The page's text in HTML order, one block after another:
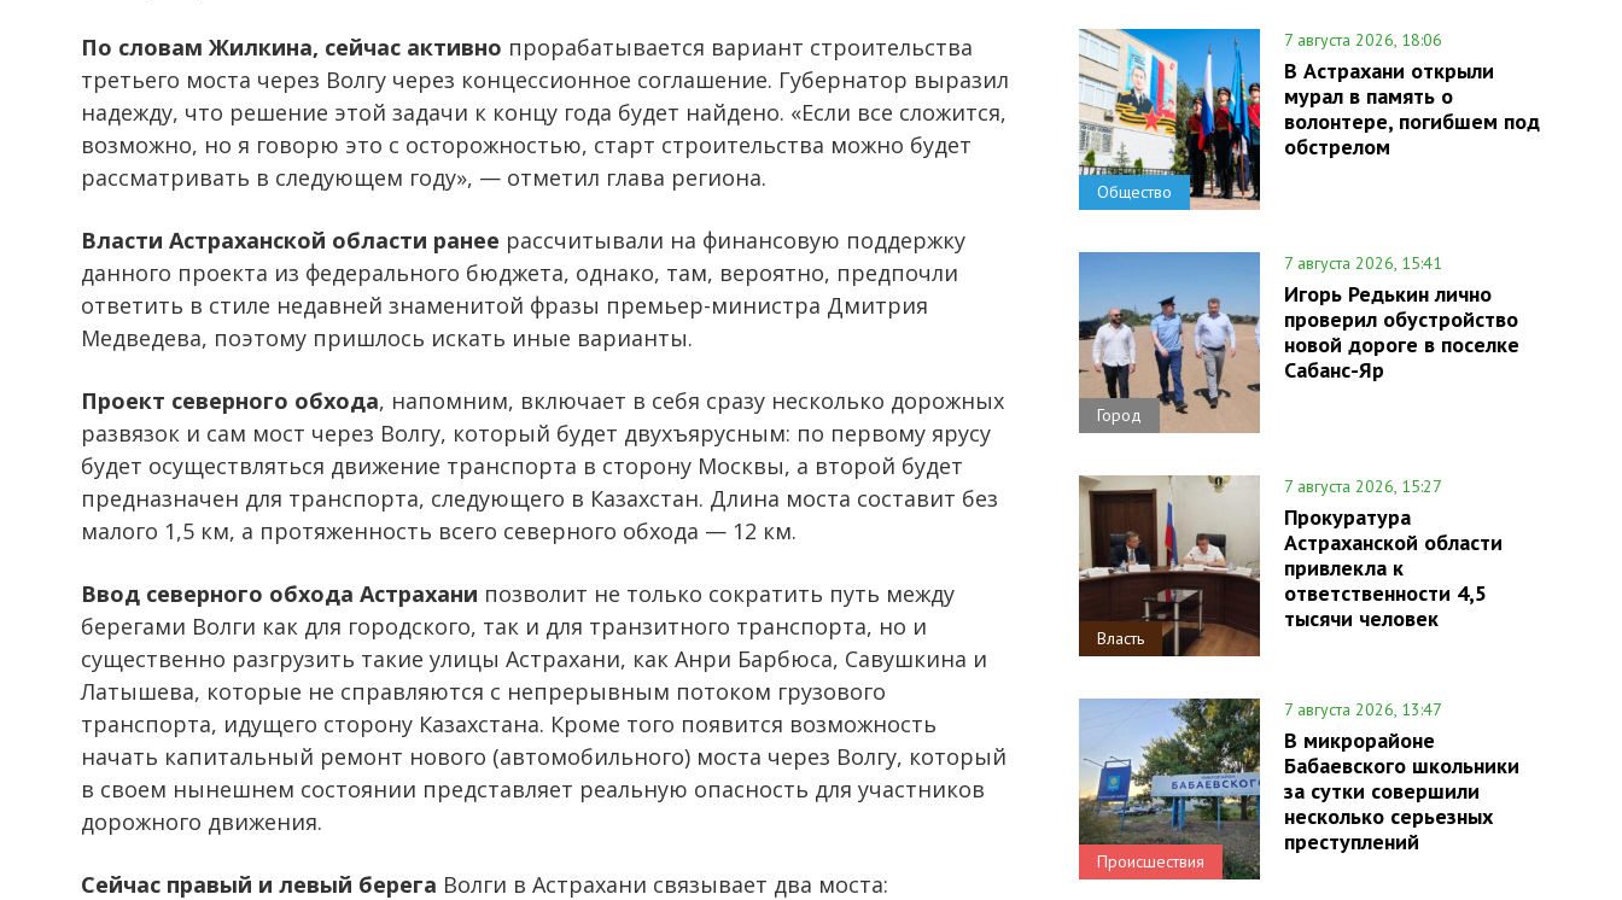
По словам Жилкина, сейчас активно прорабатывается вариант строительства
третьего моста через Волгу через концессионное соглашение. Губернатор выразил
надежду, что решение этой задачи к концу года будет найдено. «Если все сложится,
возможно, но я говорю это с осторожностью, старт строительства можно будет
рассматривать в следующем году», — отметил глава региона.
Власти Астраханской области ранее рассчитывали на финансовую поддержку
данного проекта из федерального бюджета, однако, там, вероятно, предпочли
ответить в стиле недавней знаменитой фразы премьер-министра Дмитрия
Медведева, поэтому пришлось искать иные варианты.
Проект северного обхода, напомним, включает в себя сразу несколько дорожных
развязок и сам мост через Волгу, который будет двухъярусным: по первому ярусу
будет осуществляться движение транспорта в сторону Москвы, а второй будет
предназначен для транспорта, следующего в Казахстан. Длина моста составит без
малого 1,5 км, а протяженность всего северного обхода — 12 км.
Ввод северного обхода Астрахани позволит не только сократить путь между
берегами Волги как для городского, так и для транзитного транспорта, но и
существенно разгрузить такие улицы Астрахани, как Анри Барбюса, Савушкина и
Латышева, которые не справляются с непрерывным потоком грузового
транспорта, идущего сторону Казахстана. Кроме того появится возможность
начать капитальный ремонт нового (автомобильного) моста через Волгу, который
в своем нынешнем состоянии представляет реальную опасность для участников
дорожного движения.
Сейчас правый и левый берега Волги в Астрахани связывает два моста:
Общество
7 августа 2026, 18:06
В Астрахани открыли
мурал в память о
волонтере, погибшем под
обстрелом
Город
7 августа 2026, 15:41
Игорь Редькин лично
проверил обустройство
новой дороге в поселке
Сабанс-Яр
Власть
7 августа 2026, 15:27
Прокуратура
Астраханской области
привлекла к
ответственности 4,5
тысячи человек
Происшествия
7 августа 2026, 13:47
В микрорайоне
Бабаевского школьники
за сутки совершили
несколько серьезных
преступлений